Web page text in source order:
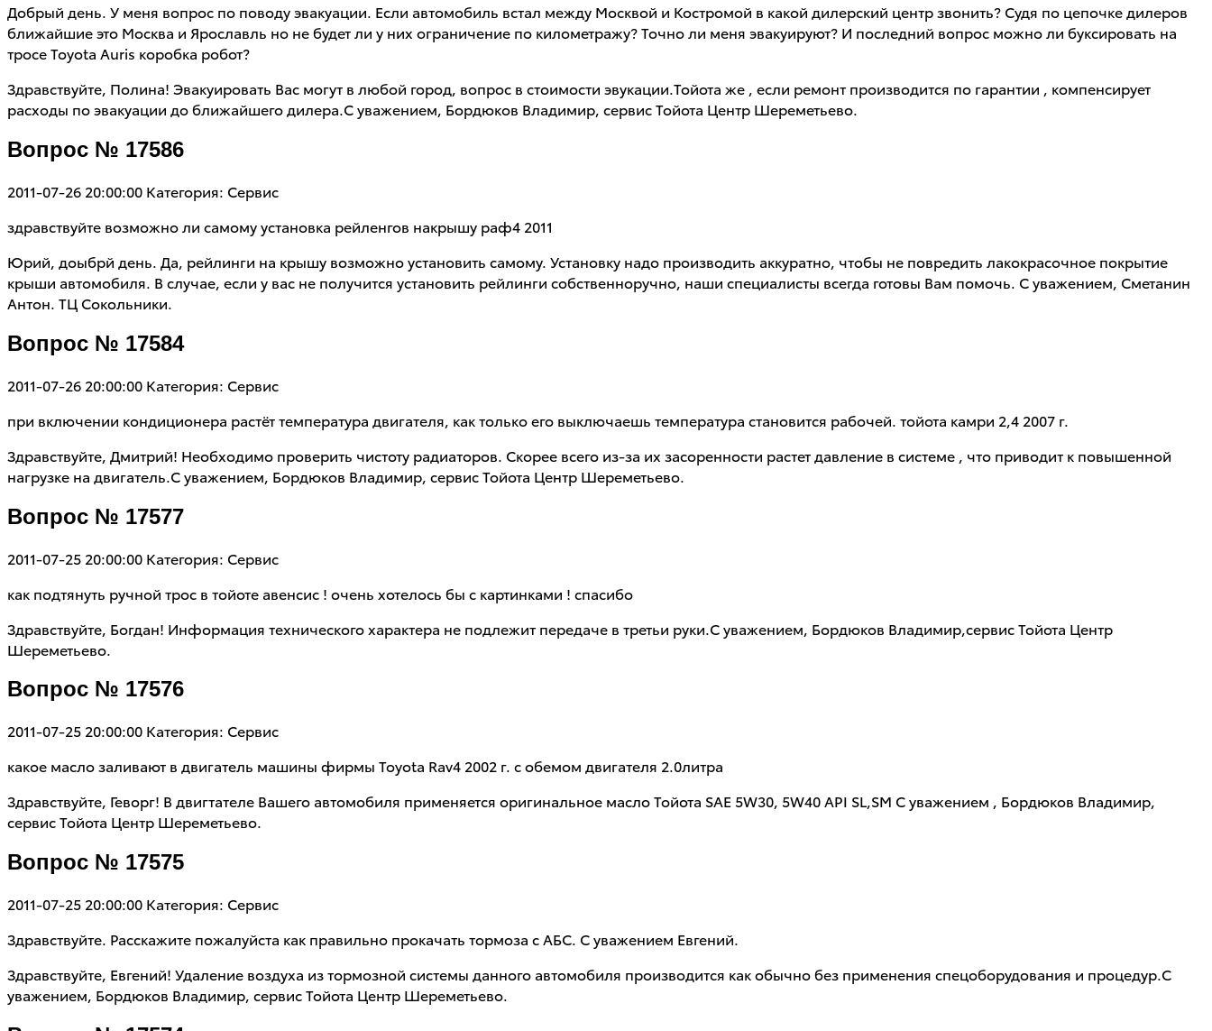
Добрый день. У меня вопрос по поводу эвакуации. Если автомобиль встал между Москвой и Костромой в какой дилерский центр звонить? Судя по цепочке дилеров
ближайшие это Москва и Ярославль но не будет ли у них ограничение по километражу? Точно ли меня эвакуируют? И последний вопрос можно ли буксировать на
тросе Toyota Auris коробка робот?
Здравствуйте, Полина! Эвакуировать Вас могут в любой город, вопрос в стоимости эвукации.Тойота же , если ремонт производится по гарантии , компенсирует
расходы по эвакуации до ближайшего дилера.С уважением, Бордюков Владимир, сервис Тойота Центр Шереметьево.
Вопрос № 17586
2011-07-26 20:00:00 Категория: Сервис
здравствуйте возможно ли самому установка рейленгов накрышу раф4 2011
Юрий, доыбрй день. Да, рейлинги на крышу возможно установить самому. Установку надо производить аккуратно, чтобы не повредить лакокрасочное покрытие
крыши автомобиля. В случае, если у вас не получится установить рейлинги собственноручно, наши специалисты всегда готовы Вам помочь. С уважением, Сметанин
Антон. ТЦ Сокольники.
Вопрос № 17584
2011-07-26 20:00:00 Категория: Сервис
при включении кондиционера растёт температура двигателя, как только его выключаешь температура становится рабочей. тойота камри 2,4 2007 г.
Здравствуйте, Дмитрий! Необходимо проверить чистоту радиаторов. Скорее всего из-за их засоренности растет давление в системе , что приводит к повышенной
нагрузке на двигатель.С уважением, Бордюков Владимир, сервис Тойота Центр Шереметьево.
Вопрос № 17577
2011-07-25 20:00:00 Категория: Сервис
как подтянуть ручной трос в тойоте авенсис ! очень хотелось бы с картинками ! спасибо
Здравствуйте, Богдан! Информация технического характера не подлежит передаче в третьи руки.С уважением, Бордюков Владимир,сервис Тойота Центр
Шереметьево.
Вопрос № 17576
2011-07-25 20:00:00 Категория: Сервис
какое масло заливают в двигатель машины фирмы Toyota Rav4 2002 г. с обемом двигателя 2.0литра
Здравствуйте, Геворг! В двигтателе Вашего автомобиля применяется оригинальное масло Тойота SAE 5W30, 5W40 API SL,SM С уважением , Бордюков Владимир,
сервис Тойота Центр Шереметьево.
Вопрос № 17575
2011-07-25 20:00:00 Категория: Сервис
Здравствуйте. Расскажите пожалуйста как правильно прокачать тормоза с АБС. С уважением Евгений.
Здравствуйте, Евгений! Удаление воздуха из тормозной системы данного автомобиля производится как обычно без применения спецоборудования и процедур.С
уважением, Бордюков Владимир, сервис Тойота Центр Шереметьево.